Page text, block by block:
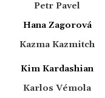
Petr Pavel
Hana Zagorová
Kazma Kazmitch
Kim Kardashian
Karlos Vémola